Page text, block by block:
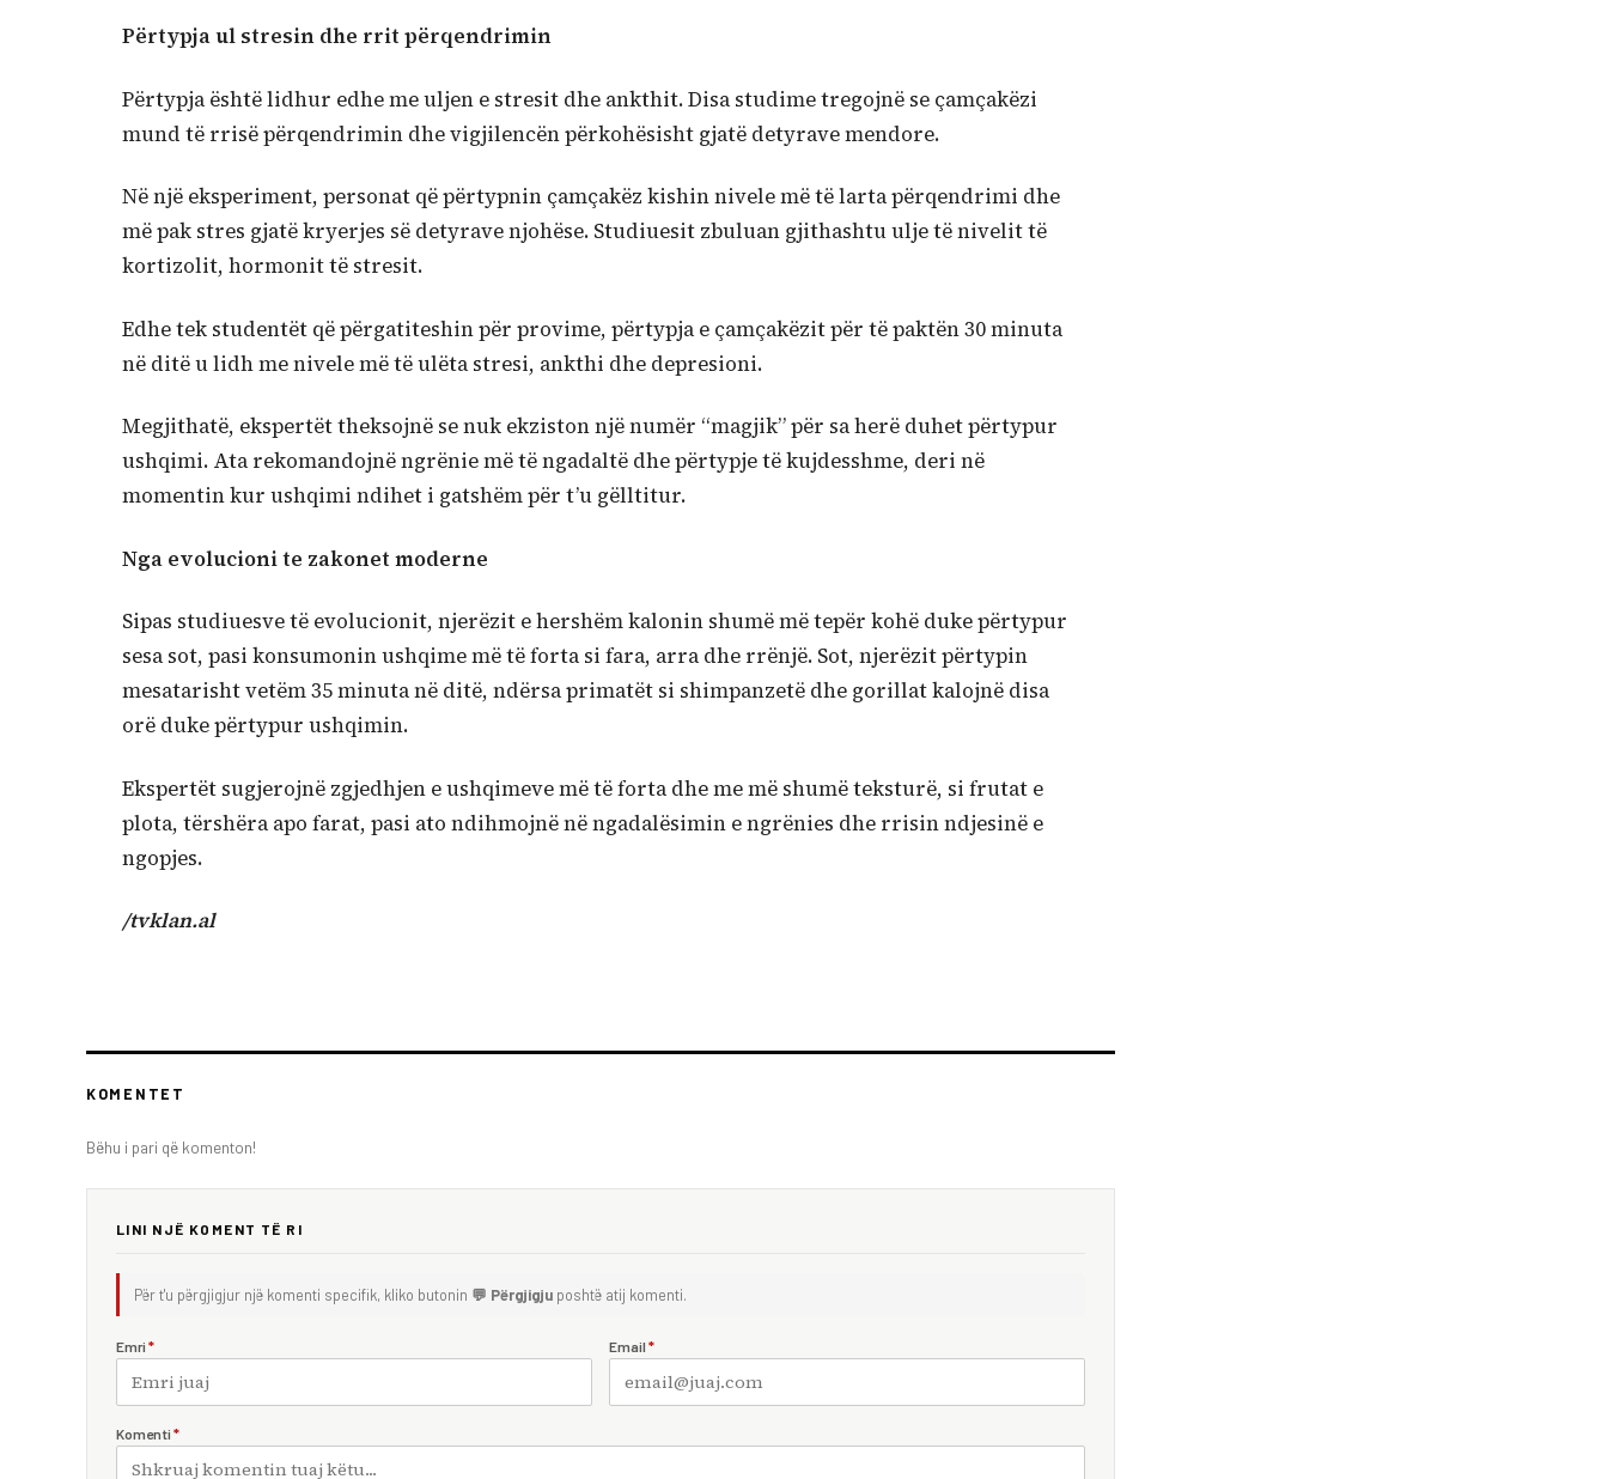
Përtypja ul stresin dhe rrit përqendrimin
Përtypja është lidhur edhe me uljen e stresit dhe ankthit. Disa studime tregojnë se çamçakëzi
mund të rrisë përqendrimin dhe vigjilencën përkohësisht gjatë detyrave mendore.
Në një eksperiment, personat që përtypnin çamçakëz kishin nivele më të larta përqendrimi dhe
më pak stres gjatë kryerjes së detyrave njohëse. Studiuesit zbuluan gjithashtu ulje të nivelit të
kortizolit, hormonit të stresit.
Edhe tek studentët që përgatiteshin për provime, përtypja e çamçakëzit për të paktën 30 minuta
në ditë u lidh me nivele më të ulëta stresi, ankthi dhe depresioni.
Megjithatë, ekspertët theksojnë se nuk ekziston një numër “magjik” për sa herë duhet përtypur
ushqimi. Ata rekomandojnë ngrënie më të ngadaltë dhe përtypje të kujdesshme, deri në
momentin kur ushqimi ndihet i gatshëm për t’u gëlltitur.
Nga evolucioni te zakonet moderne
Sipas studiuesve të evolucionit, njerëzit e hershëm kalonin shumë më tepër kohë duke përtypur
sesa sot, pasi konsumonin ushqime më të forta si fara, arra dhe rrënjë. Sot, njerëzit përtypin
mesatarisht vetëm 35 minuta në ditë, ndërsa primatët si shimpanzetë dhe gorillat kalojnë disa
orë duke përtypur ushqimin.
Ekspertët sugjerojnë zgjedhjen e ushqimeve më të forta dhe me më shumë teksturë, si frutat e
plota, tërshëra apo farat, pasi ato ndihmojnë në ngadalësimin e ngrënies dhe rrisin ndjesinë e
ngopjes.
/tvklan.al
KOMENTET
Bëhu i pari që komenton!
LINI NJË KOMENT TË RI
Për t'u përgjigjur një komenti specifik, kliko butonin 💬 Përgjigju poshtë atij komenti.
Emri * Email *
Komenti *